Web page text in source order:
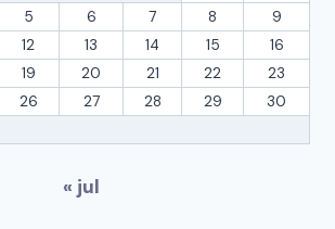
5 6 7 8
9
12 13 14 15
16
19 20 21 22
23
26 27 28 29
30
« jul